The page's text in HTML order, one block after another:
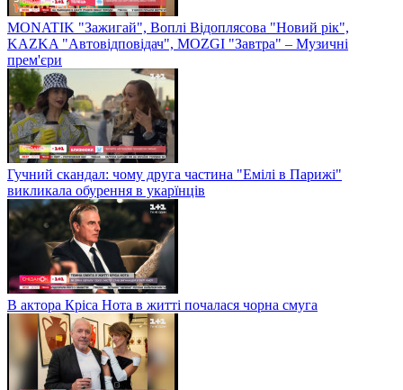
MONATIK "Зажигай", Воплі Відоплясова "Новий рік",
KAZKA "Автовідповідач", MOZGI "Завтра" – Музичні
прем'єри
Гучний скандал: чому друга частина "Емілі в Парижі"
викликала обурення в укарїнців
В актора Кріса Нота в житті почалася чорна смуга